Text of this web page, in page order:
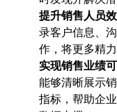
提升销售人员效
录客户信息、
作，将更多精
实现销售业绩可
能够清晰展示
指标，帮助企